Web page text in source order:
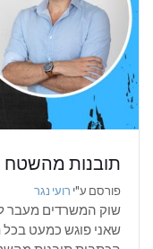
המשרדים מעבר
מהשטח
פורסם ע"י רועי נגר
שוק המשרדים מעבר
שאני פוגש כמעט בכל